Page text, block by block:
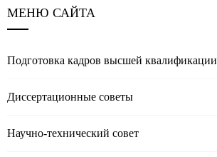
МЕНЮ САЙТА
Подготовка кадров высшей квалификации
Диссертационные советы
Научно-технический совет